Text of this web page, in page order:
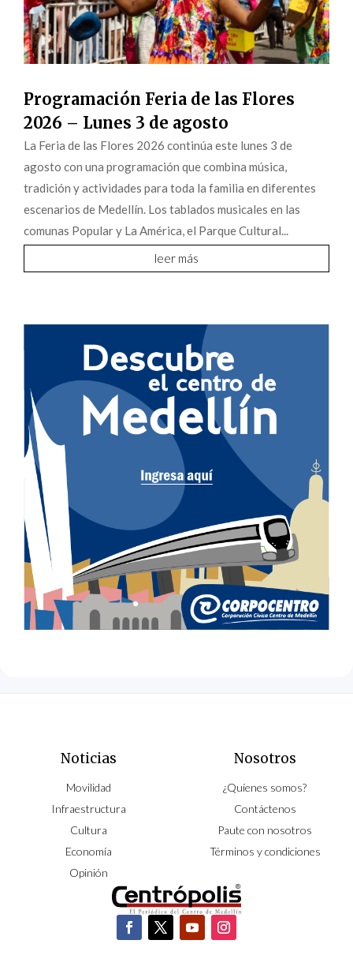
Programación Feria de las Flores
2026 – Lunes 3 de agosto
La Feria de las Flores 2026 continúa este lunes 3 de
agosto con una programación que combina música,
tradición y actividades para toda la familia en diferentes
escenarios de Medellín. Los tablados musicales en las
comunas Popular y La América, el Parque Cultural...
leer más
Noticias
Movilidad
Infraestructura
Cultura
Economía
Opinión
Nosotros
¿Quíenes somos?
Contáctenos
Paute con nosotros
Términos y condiciones